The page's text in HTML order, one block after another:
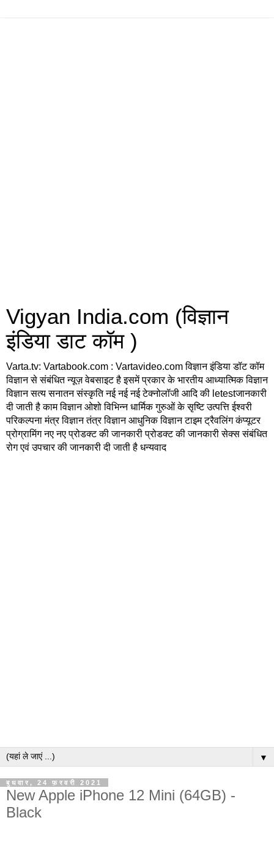
Vigyan India.com (विज्ञान
इंडिया डाट कॉम )
Varta.tv: Vartabook.com : Vartavideo.com विज्ञान इंडिया डॉट कॉम
विज्ञान से संबंधित न्यूज़ वेबसाइट है इसमें प्रकार के भारतीय आध्यात्मिक विज्ञान
विज्ञान सत्य सनातन संस्कृति नई नई नई टेक्नोलॉजी आदि की letestजानकारी
दी जाती है काम विज्ञान ओशो विभिन्न धार्मिक गुरुओं के सृष्टि उत्पत्ति ईश्वरी
परिकल्पना मंत्र विज्ञान तंत्र विज्ञान आधुनिक विज्ञान टाइम ट्रैवलिंग कंप्यूटर
प्रोग्रामिंग नए नए प्रोडक्ट की जानकारी प्रोडक्ट की जानकारी सेक्स संबंधित
रोग एवं उपचार की जानकारी दी जाती है धन्यवाद
▼
बुधवार, 24 फ़रवरी 2021
New Apple iPhone 12 Mini (64GB) -
Black